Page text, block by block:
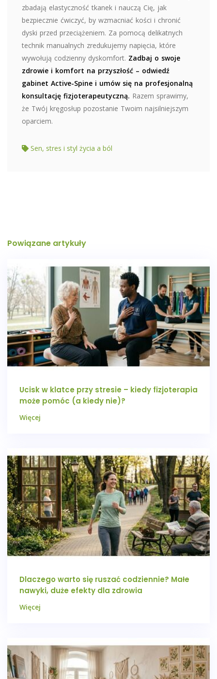
zbadają elastyczność tkanek i nauczą Cię, jak
bezpiecznie ćwiczyć, by wzmacniać kości i chronić
dyski przed przeciążeniem. Za pomocą delikatnych
technik manualnych zredukujemy napięcia, które
wywołują codzienny dyskomfort. Zadbaj o swoje
zdrowie i komfort na przyszłość – odwiedź
gabinet Active-Spine i umów się na profesjonalną
konsultację fizjoterapeutyczną. Razem sprawimy,
że Twój kręgosłup pozostanie Twoim najsilniejszym
oparciem.
Sen, stres i styl życia a ból
Powiązane artykuły
Ucisk w klatce przy stresie – kiedy fizjoterapia
może pomóc (a kiedy nie)?
Więcej
Dlaczego warto się ruszać codziennie? Małe
nawyki, duże efekty dla zdrowia
Więcej